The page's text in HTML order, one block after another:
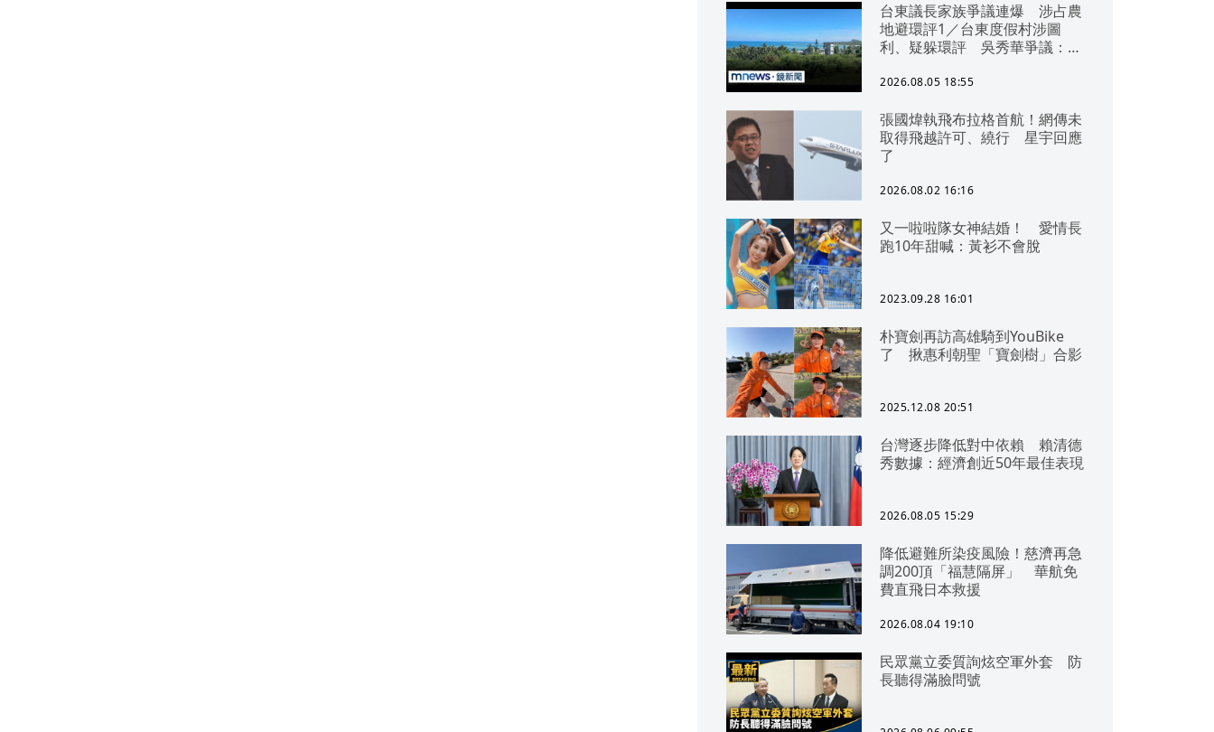
台東議長家族爭議連爆 涉占農
地避環評1／台東度假村涉圖
利、疑躲環評 吳秀華爭議：概
2026.08.05 18:55
張國煒執飛布拉格首航！網傳未
取得飛越許可、繞行 星宇回應
了
2026.08.02 16:16
又一啦啦隊女神結婚！ 愛情長
跑10年甜喊：黃衫不會脫
2023.09.28 16:01
朴寶劍再訪高雄騎到YouBike
了 揪惠利朝聖「寶劍樹」合影
2025.12.08 20:51
台灣逐步降低對中依賴 賴清德
秀數據：經濟創近50年最佳表現
2026.08.05 15:29
降低避難所染疫風險！慈濟再急
調200頂「福慧隔屏」 華航免
費直飛日本救援
2026.08.04 19:10
民眾黨立委質詢炫空軍外套 防
長聽得滿臉問號